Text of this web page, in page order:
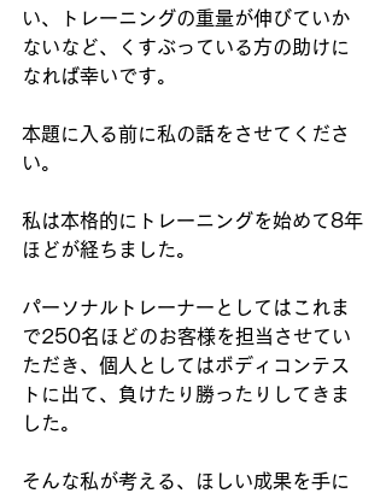
い、トレーニングの重量が伸びていか
ないなど、くすぶっている方の助けに
なれば幸いです。
本題に入る前に私の話をさせてくださ
い。
私は本格的にトレーニングを始めて8年
ほどが経ちました。
パーソナルトレーナーとしてはこれま
で250名ほどのお客様を担当させてい
ただき、個人としてはボディコンテス
トに出て、負けたり勝ったりしてきま
した。
そんな私が考える、ほしい成果を手に